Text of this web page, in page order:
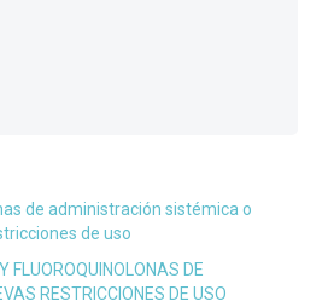
de administración sistémica o
de uso
FLUOROQUINOLONAS DE
RESTRICCIONES DE USO